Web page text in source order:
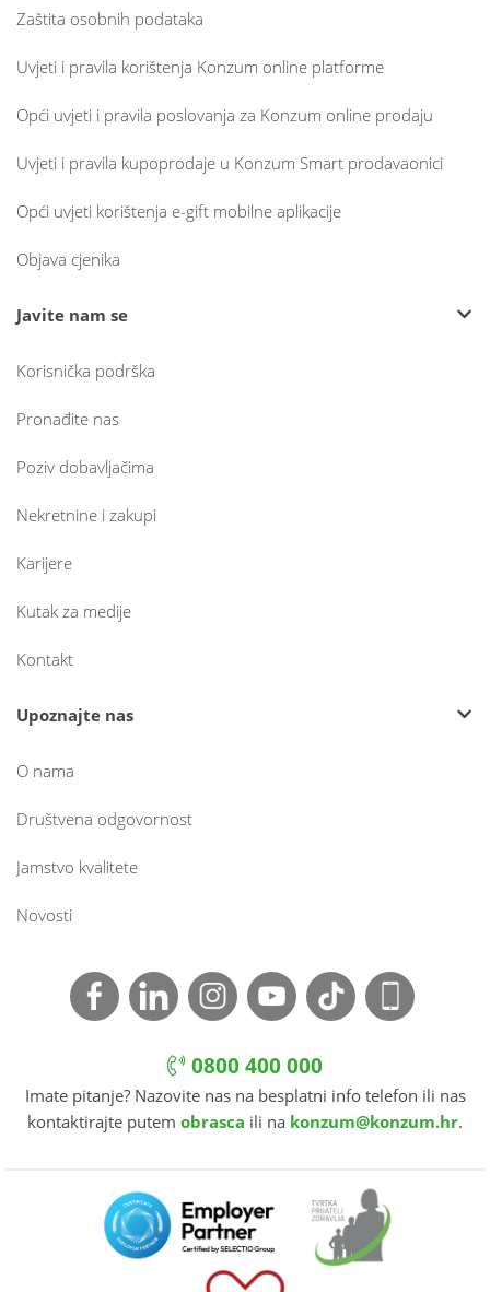
Zaštita osobnih podataka
Uvjeti i pravila korištenja Konzum online platforme
Opći uvjeti i pravila poslovanja za Konzum online prodaju
Uvjeti i pravila kupoprodaje u Konzum Smart prodavaonici
Opći uvjeti korištenja e-gift mobilne aplikacije
Objava cjenika
Javite nam se
Korisnička podrška
Pronađite nas
Poziv dobavljačima
Nekretnine i zakupi
Karijere
Kutak za medije
Kontakt
Upoznajte nas
O nama
Društvena odgovornost
Jamstvo kvalitete
Novosti
0800 400 000
Imate pitanje? Nazovite nas na besplatni info telefon ili nas
kontaktirajte putem obrasca ili na konzum@konzum.hr.